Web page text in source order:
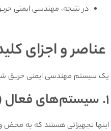
در نتیجه، مهندسی ایمنی
عناصر و اجزای
یک سیستم مهندسی ایمنی حریق
1. سیستم‌های فعال
اینها تجهیزاتی هستند که به محض